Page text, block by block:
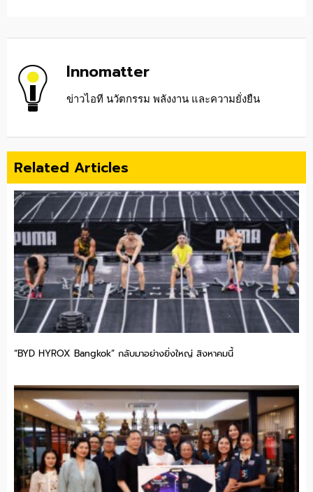
Innomatter
ข่าวไอที นวัตกรรม พลังงาน และความยั่งยืน
Related Articles
“BYD HYROX Bangkok” กลับมาอย่างยิ่งใหญ่ สิงหาคมนี้